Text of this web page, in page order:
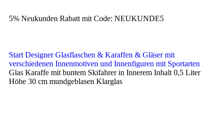
5% Neukunden Rabatt mit Code: NEUKUNDE5
Start Designer Glasflaschen & Karaffen & Gläser mit
verschiedenen Innenmotiven und Innenfiguren mit Sportarten
Glas Karaffe mit buntem Skifahrer in Innerem Inhalt 0,5 Liter
Höhe 30 cm mundgeblasen Klarglas